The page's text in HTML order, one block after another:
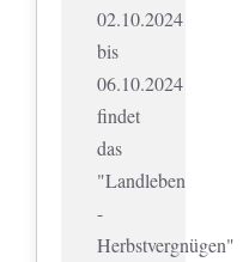
02.10.2024
bis
06.10.2024
findet
das
"Landleben
-
Herbstvergnügen"